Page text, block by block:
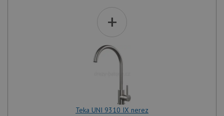
+
Teka UNI 9310 IX nerez